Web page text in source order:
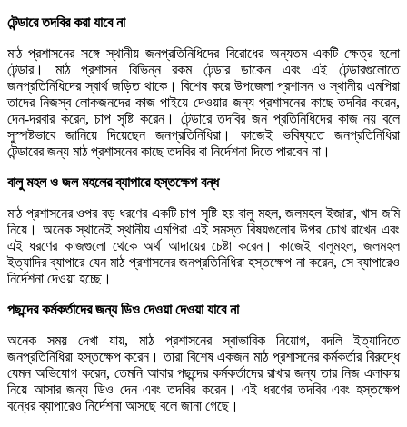
টেন্ডারে তদবির করা যাবে না
মাঠ প্রশাসনের সঙ্গে স্থানীয় জনপ্রতিনিধিদের বিরোধের অন্যতম একটি ক্ষেত্র হলো
টেন্ডার। মাঠ প্রশাসন বিভিন্ন রকম টেন্ডার ডাকেন এবং এই টেন্ডারগুলোতে
জনপ্রতিনিধিদের স্বার্থ জড়িত থাকে। বিশেষ করে উপজেলা প্রশাসন ও স্থানীয় এমপিরা
তাদের নিজস্ব লোকজনদের কাজ পাইয়ে দেওয়ার জন্য প্রশাসনের কাছে তদবির করেন,
দেন-দরবার করেন, চাপ সৃষ্টি করেন। টেন্ডারে তদবির জন প্রতিনিধিদের কাজ নয় বলে
সুস্পষ্টভাবে জানিয়ে দিয়েছেন জনপ্রতিনিধিরা। কাজেই ভবিষ্যতে জনপ্রতিনিধিরা
টেন্ডারের জন্য মাঠ প্রশাসনের কাছে তদবির বা নির্দেশনা দিতে পারবেন না।
বালু মহল ও জল মহলের ব্যাপারে হস্তক্ষেপ বন্ধ
মাঠ প্রশাসনের ওপর বড় ধরণের একটি চাপ সৃষ্টি হয় বালু মহল, জলমহল ইজারা, খাস জমি
নিয়ে। অনেক স্থানেই স্থানীয় এমপিরা এই সমস্ত বিষয়গুলোর উপর চোখ রাখেন এবং
এই ধরণের কাজগুলো থেকে অর্থ আদায়ের চেষ্টা করেন। কাজেই বালুমহল, জলমহল
ইত্যাদির ব্যাপারে যেন মাঠ প্রশাসনের জনপ্রতিনিধিরা হস্তক্ষেপ না করেন, সে ব্যাপারেও
নির্দেশনা দেওয়া হচ্ছে।
পছন্দের কর্মকর্তাদের জন্য ডিও দেওয়া দেওয়া যাবে না
অনেক সময় দেখা যায়, মাঠ প্রশাসনের স্বাভাবিক নিয়োগ, বদলি ইত্যাদিতে
জনপ্রতিনিধিরা হস্তক্ষেপ করেন। তারা বিশেষ একজন মাঠ প্রশাসনের কর্মকর্তার বিরুদ্ধে
যেমন অভিযোগ করেন, তেমনি আবার পছন্দের কর্মকর্তাদের রাখার জন্য তার নিজ এলাকায়
নিয়ে আসার জন্য ডিও দেন এবং তদবির করেন। এই ধরণের তদবির এবং হস্তক্ষেপ
বন্ধের ব্যাপারেও নির্দেশনা আসছে বলে জানা গেছে।